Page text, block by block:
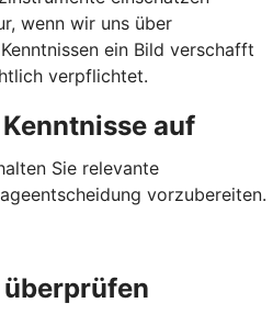
wenn wir uns über
ein Bild verschafft
verpflichtet.
auf
Sie relevante
vorzubereiten.